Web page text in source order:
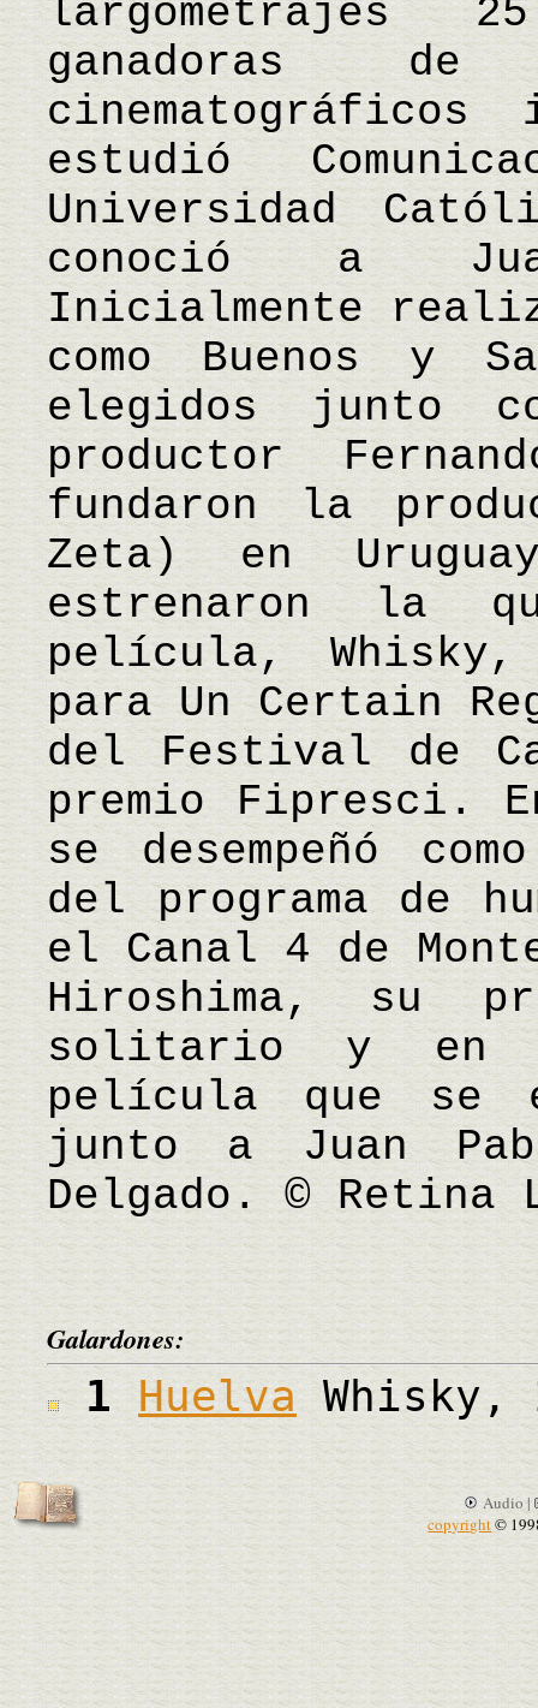
largometrajes
ganadoras de
estudió
Universidad
conoció a
Inicialmente
como Buenos y
elegidos junto
productor
fundaron la
Zeta) en
estrenaron la
película, Whisky,
para Un Certain
del Festival de
premio Fipresci.
se desempeñó
del programa de
el Canal 4 de
Hiroshima, su
solitario y en
película que se
junto a Juan
Delgado. © Retina
Galardones:
1Huelva Whisky,
Audio |
copyright©